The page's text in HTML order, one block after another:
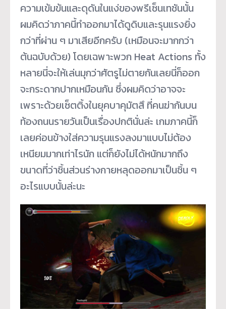
ความเข้มข้นและดุดันในแง่ของพรีเซ็นเทชันนั้น
ผมคิดว่าภาคนี้ทำออกมาได้ดูดิบและรุนแรงยิ่ง
กว่าที่ผ่าน ๆ มาเสียอีกครับ (เหมือนจะมากกว่า
ต้นฉบับด้วย) โดยเฉพาะพวก Heat Actions ทั้ง
หลายนี่จะให้เล่นมุกว่าศัตรูไม่ตายกันเลยนี่ก็ออก
จะกระดากปากเหมือนกัน ซึ่งผมคิดว่าอาจจะ
เพราะด้วยเซ็ตติ้งในยุคบาคุมัตสึ ที่คนฆ่ากันบน
ท้องถนนรายวันเป็นเรื่องปกตินั่นล่ะ เกมภาคนี้ก็
เลยค่อนข้างใส่ความรุนแรงลงมาแบบไม่ต้อง
เหนียมมากเท่าไรนัก แต่ก็ยังไม่ได้หนักมากถึง
ขนาดที่ว่าชิ้นส่วนร่างกายหลุดออกมาเป็นชิ้น ๆ
อะไรแบบนั้นล่ะนะ